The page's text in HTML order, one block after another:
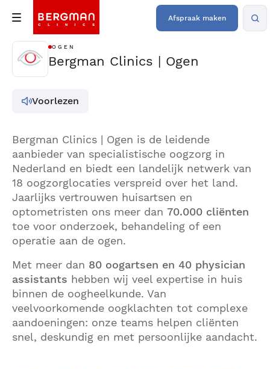
Afspraak maken
OGEN
Bergman Clinics | Ogen
Voorlezen
Bergman Clinics | Ogen is de leidende
aanbieder van specialistische oogzorg in
Nederland en biedt een landelijk netwerk van
18 oogzorglocaties verspreid over het land.
Jaarlijks vertrouwen huisartsen en
optometristen ons meer dan 70.000 cliënten
toe voor onderzoek, behandeling of een
operatie aan de ogen.
Met meer dan 80 oogartsen en 40 physician
assistants hebben wij veel expertise in huis
binnen de oogheelkunde. Van
veelvoorkomende oogklachten tot complexe
aandoeningen: onze teams helpen cliënten
snel, deskundig en met persoonlijke aandacht.